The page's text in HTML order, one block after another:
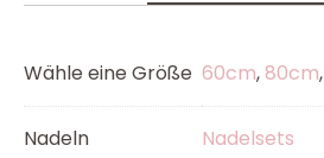
Wähle eine Größe 60cm, 80cm,
Nadeln Nadelsets